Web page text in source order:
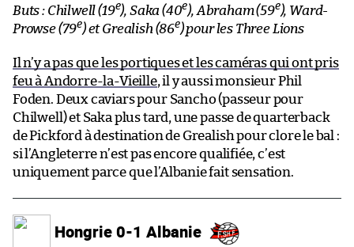
Buts : Chilwell (19e), Saka (40e), Abraham (59e), Ward-
Prowse (79e) et Grealish (86e) pour les Three Lions
Il n’y a pas que les portiques et les caméras qui ont pris
feu à Andorre-la-Vieille, il y aussi monsieur Phil
Foden. Deux caviars pour Sancho (passeur pour
Chilwell) et Saka plus tard, une passe de quarterback
de Pickford à destination de Grealish pour clore le bal :
si l’Angleterre n’est pas encore qualifiée, c’est
uniquement parce que l’Albanie fait sensation.
Hongrie 0-1 Albanie